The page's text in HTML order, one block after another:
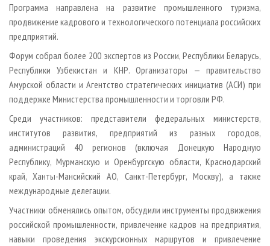
Программа направлена на развитие промышленного туризма,
продвижение кадрового и технологического потенциала российских
предприятий.
Форум собрал более 200 экспертов из России, Республики Беларусь,
Республики Узбекистан и КНР. Организаторы — правительство
Амурской области и Агентство стратегических инициатив (АСИ) при
поддержке Министерства промышленности и торговли РФ.
Среди участников: представители федеральных министерств,
институтов развития, предприятий из разных городов,
администраций 40 регионов (включая Донецкую Народную
Республику, Мурманскую и Оренбургскую области, Краснодарский
край, Ханты-Мансийский АО, Санкт-Петербург, Москву), а также
международные делегации.
Участники обменялись опытом, обсудили инструменты продвижения
российской промышленности, привлечение кадров на предприятия,
навыки проведения экскурсионных маршрутов и привлечение